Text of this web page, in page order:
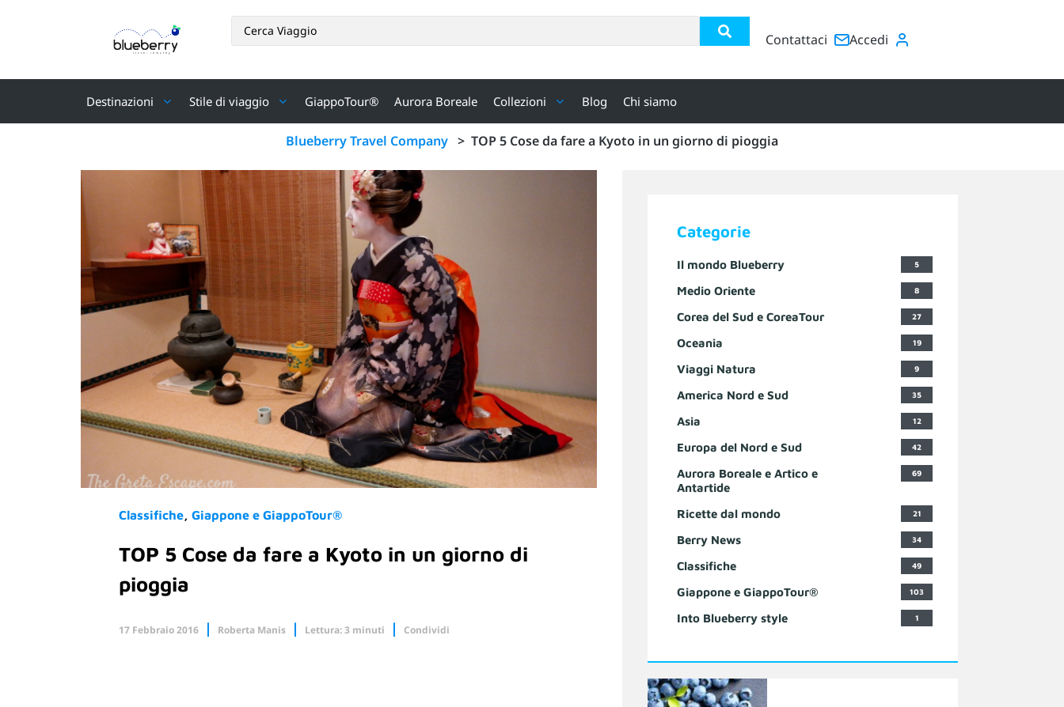
Contattaci Accedi
Destinazioni Stile di viaggio GiappoTour® Aurora Boreale Collezioni Blog Chi siamo
Blueberry Travel Company > TOP 5 Cose da fare a Kyoto in un giorno di pioggia
Classifiche Giappone e GiappoTour®
TOP 5 Cose da fare a Kyoto in un giorno di
pioggia
17 Febbraio 2016 Roberta Manis Lettura: 3 minuti Condividi
Categorie
Il mondo Blueberry 5
Medio Oriente 8
Corea del Sud e CoreaTour 27
Oceania 19
Viaggi Natura 9
America Nord e Sud 35
Asia 12
Europa del Nord e Sud 42
Aurora Boreale e Artico e
Antartide
69
Ricette dal mondo 21
Berry News 34
Classifiche 49
Giappone e GiappoTour® 103
Into Blueberry style 1